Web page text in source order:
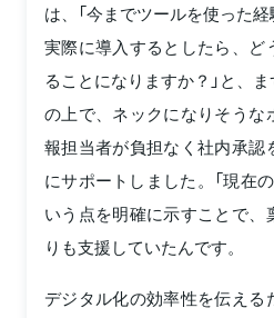
は、「今までツールを使った
実際に導入するとしたら、ど
ることになりますか？」と、
の上で、ネックになりそうな
報担当者が負担なく社内承認
にサポートしました。「現在
いう点を明確に示すことで
りも支援していたんです。
デジタル化の効率性を伝える